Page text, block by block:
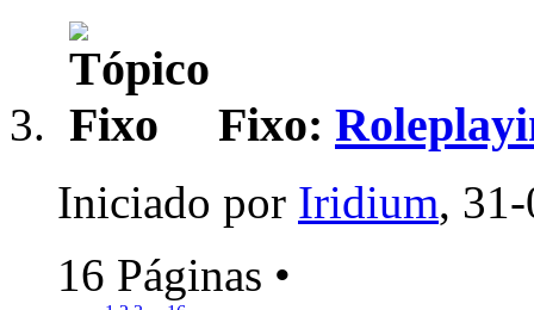
Fixo:
Iniciado por Iridium,
16 Páginas •